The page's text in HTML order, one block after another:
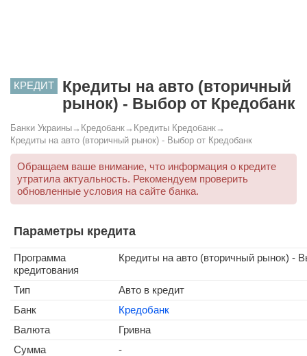
КРЕДИТ
Кредиты на авто (вторичный
рынок) - Выбор от Кредобанк
Банки Украины→ Кредобанк→ Кредиты Кредобанк→
Кредиты на авто (вторичный рынок) - Выбор от Кредобанк
Обращаем ваше внимание, что информация о кредите
утратила актуальность. Рекомендуем проверить
обновленные условия на сайте банка.
Параметры кредита
Программа
кредитования
Кредиты на авто (вторичный рынок) -
Тип
Авто в кредит
Банк
Кредобанк
Валюта
Гривна
Сумма
-